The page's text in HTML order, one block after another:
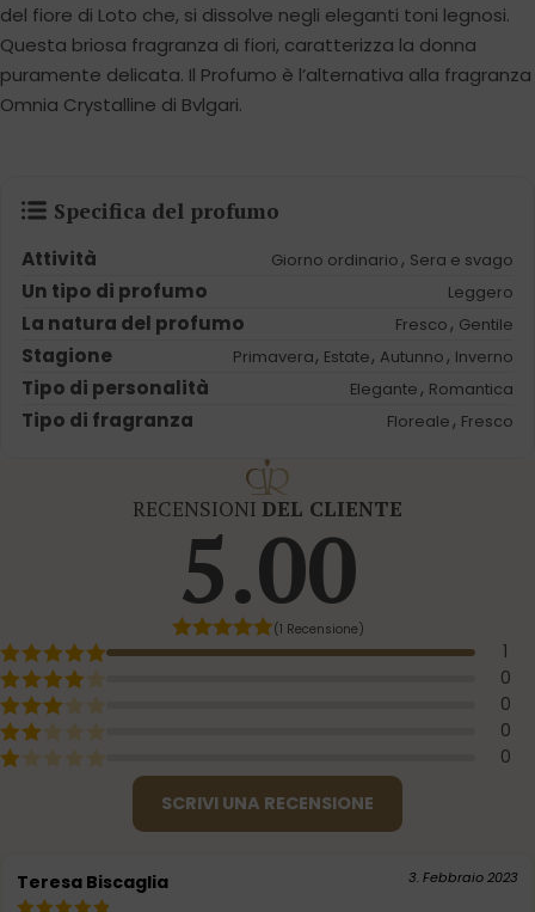
del fiore di Loto che, si dissolve negli eleganti toni legnosi.
Questa briosa fragranza di fiori, caratterizza la donna
puramente delicata. Il Profumo è l’alternativa alla fragranza
Omnia Crystalline di Bvlgari.
Specifica del profumo
Attività Giorno ordinario , Sera e svago
Un tipo di profumo Leggero
La natura del profumo Fresco , Gentile
Stagione Primavera, Estate, Autunno , Inverno
Tipo di personalità Elegante , Romantica
Tipo di fragranza Floreale , Fresco
RECENSIONI DEL CLIENTE
5.00
(1 Recensione)
1
0
0
0
0
SCRIVI UNA RECENSIONE
Teresa Biscaglia 3. Febbraio 2023